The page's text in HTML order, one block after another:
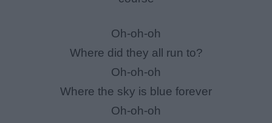
Oh-oh-oh
Where did they all run to?
Oh-oh-oh
Where the sky is blue forever
Oh-oh-oh